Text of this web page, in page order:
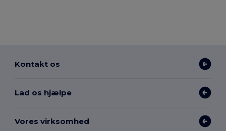
Kontakt os
Lad os hjælpe
Vores virksomhed